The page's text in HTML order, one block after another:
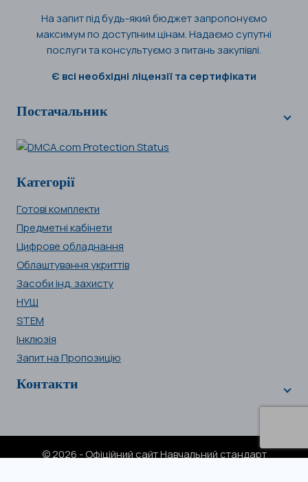
На запит під будь-який бюджет запропонуємо
максимум по доступним цінам. Надаємо супутні
послуги та консультуємо з питань закупівлі.
Є всі необхідні ліцензії та сертифікати
Постачальник
Категорії
Готові комплекти
Предметні кабінети
Цифрове обладнання
Облаштування укриттів
Засоби інд. захисту
НУШ
STEM
Інклюзія
Запит на Пропозицію
Контакти
© 2026 - Офіційний сайт Навчальний стандарт